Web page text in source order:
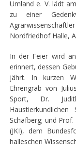
Umland e. V. lädt
zu einer
Nordfriedhof Halle,
In der Feier wird
erinnert, dessen
jährt. In kurzen
Ehrengrab von
Sport, Dr.
Schafberg; und
(JKI), dem
halleschen